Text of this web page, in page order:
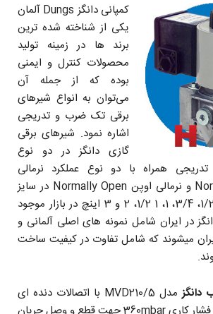
کمپانی دانگز Dungs آلمان
یکی از شناخته شده ترین
برند ها در زمینه تولید
محصولات کنترل و ایمنی
بوده که از جمله آن
می‌توان به انواع شیرهای
برقی تک ضرب و تدریجی
اشاره نمود. شیرهای برقی
گازی دانگز در دو نوع
همراه با دو نوع عملکرد نرمالی
کلوز Normally Closed و نرمالی اوپن Normally Open در سایز
های مختلف شامل 1/2، 3/4، 1، 1 1/2، 2 و 3 اینچ در بازار موجود
در ایران شامل نمونه های اصلی آلمانی و
میشوند که شامل تفاوت در کیفیت ساخت
دانگز
مدل MVD210/5 با اتصالات دنده ای